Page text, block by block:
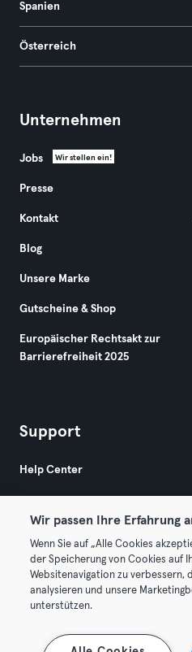
Spanien
Österreich
Unternehmen
Jobs Wir stellen ein!
Presse
Kontakt
Blog
Unsere Marke
Gutscheine & Shop
Europäischer Rechtsakt zur
Barrierefreiheit 2025
Support
Help Center
© 2026 Urban Sports Group
AGB Datenschutz
Vertrag hier kündigen
Wir passen Ihre Erfahrung
Wenn Sie auf „Alle Cookies
der Speicherung von Cookies auf
Websitenavigation zu verbessern,
analysieren und unsere
unterstützen.